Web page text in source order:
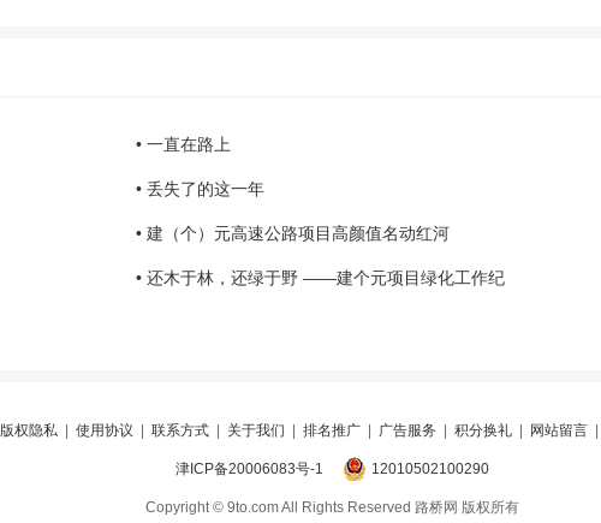
• 一直在路上
• 丢失了的这一年
• 建（个）元高速公路项目高颜值名动红河
• 还木于林，还绿于野 ——建个元项目绿化工作纪
版权隐私 使用协议 联系方式 关于我们 排名推广 广告服务 积分换礼 网站留言
津ICP备20006083号-1 12010502100290
Copyright © 9to.com All Rights Reserved 路桥网 版权所有